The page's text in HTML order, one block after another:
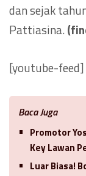
dan sejak
Pattiasina.
[youtube-feed]
Baca Juga
Promotor
Key Lawan
Luar Biasa!